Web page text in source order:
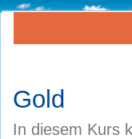
Gold
In diesem Kurs